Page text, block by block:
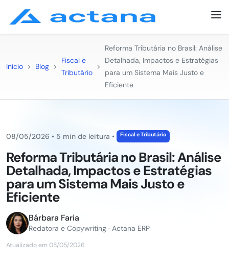
Início > Blog >
Fiscal e
Tributário
>
Reforma Tributária no Brasil: Análise
Detalhada, Impactos e Estratégias
para um Sistema Mais Justo e
Eficiente
08/05/2026 • 5 min de leitura • Fiscal e Tributário
Reforma Tributária no Brasil: Análise
Detalhada, Impactos e Estratégias
para um Sistema Mais Justo e
Eficiente
Bárbara Faria
Redatora e Copywriting · Actana ERP
Atualizado em 08/05/2026